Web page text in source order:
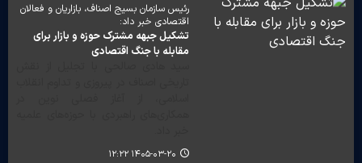
رئیس سازمان بسیج اصناف، بازاریان و فعالان
اقتصادی خبر داد:
تشکیل جبهه مشترک حوزه و بازار برای
مقابله با جنگ اقتصادی
۱۴۰۵-۰۳-۲۰ ۱۲:۲۲